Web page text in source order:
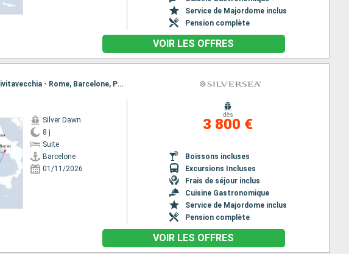
Service de Majordome inclus
Pension complète
VOIR LES OFFRES
Itinéraire : Barcelone, Palma de Majorque, Cagliari, Tunis, Trapani, Naples, Civitavecchia - Rome, Barcelone, Palma de Majorque, Cagliari, Tunis, Trapani, Naples, Civitavecchia - Rome
Silver Dawn
8 j
Suite
Barcelone
01/11/2026
dès
3 800 €
Boissons incluses
Excursions Incluses
Frais de séjour inclus
Cuisine Gastronomique
Service de Majordome inclus
Pension complète
VOIR LES OFFRES